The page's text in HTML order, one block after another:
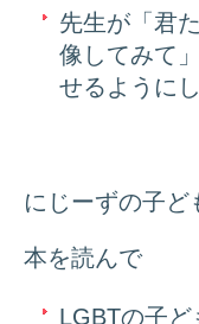
先生が「君
像してみて
せるように
にじーずの子ど
本を読んで
LGBTの子